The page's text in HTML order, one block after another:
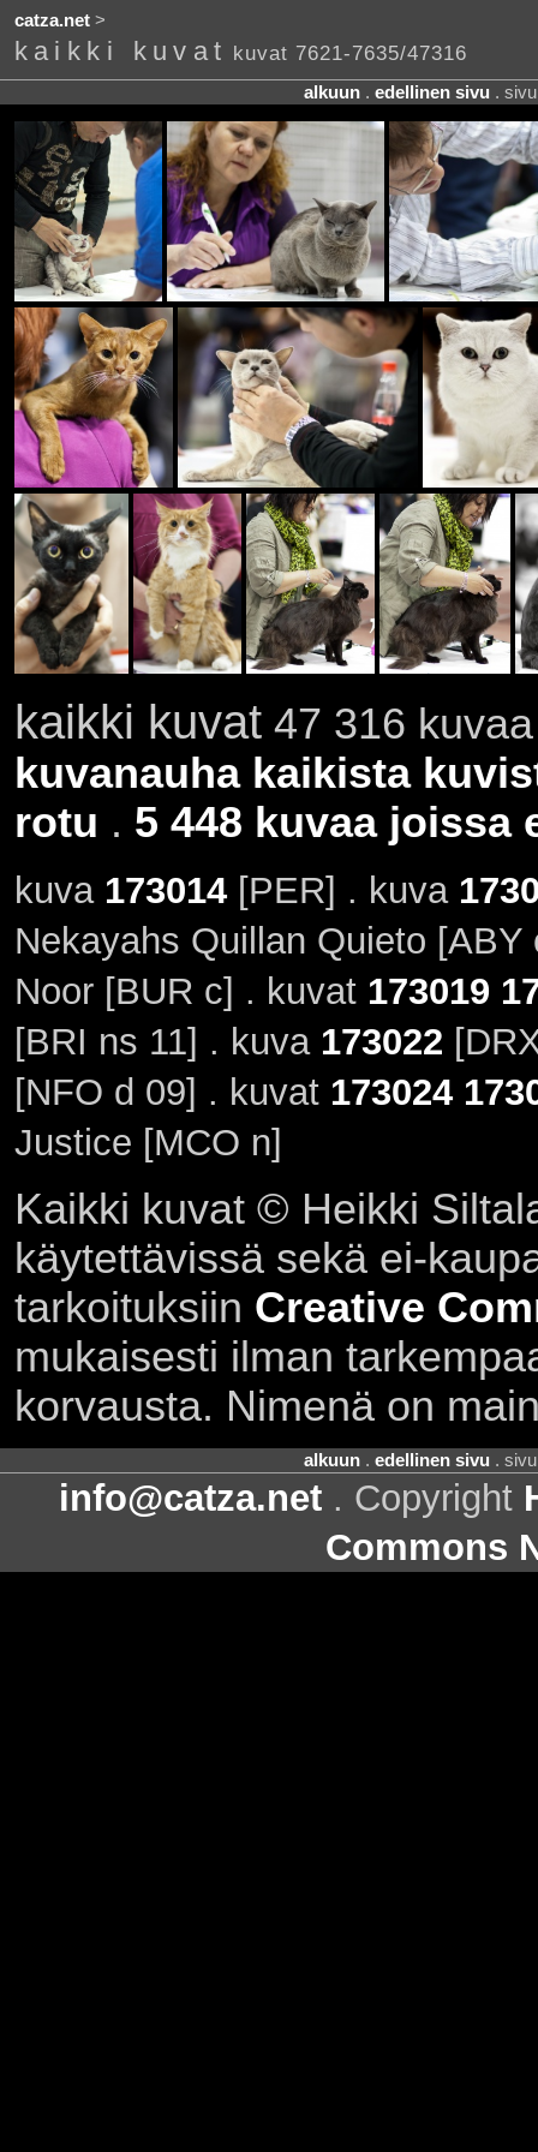
catza.net>
kaikki kuvat kuvat 7621-7635/47316
alkuun . edellinen sivu .
kaikki kuvat47 316
kuvanauha kaikista
rotu . 5 448 kuvaa joissa
kuva 173014[PER] . kuva
Nekayahs Quillan Quieto
Noor [BUR c] . kuvat 173019
[BRI ns 11] . kuva 173022
[NFO d 09] . kuvat 173024
Justice [MCO n]
Kaikki kuvat © Heikki
käytettävissä sekä ei-
tarkoituksiin Creative
mukaisesti ilman
korvausta. Nimenä on
alkuun . edellinen sivu .
info@catza.net . Copyright
Commons